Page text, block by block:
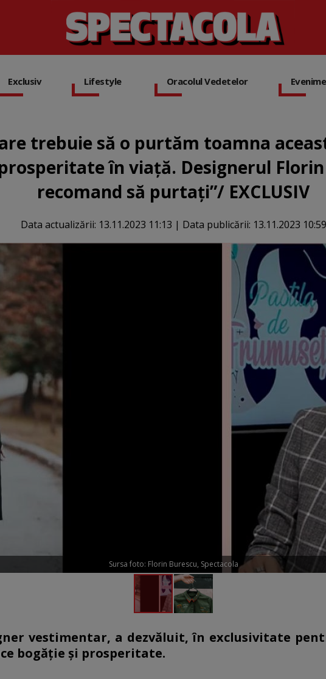
Exclusiv Lifestyle Oracolul Vedetelor
trebuie să o purtăm toamna
în viață. Designerul Florin
recomand să purtați”/ EXCLUSIV
Data actualizării: 13.11.2023 11:13 | Data publicării: 13.11.2023 10:59
Sursa foto: Florin Burescu, Spectacola
vestimentar, a dezvăluit, în exclusivitate
bogăție și prosperitate.